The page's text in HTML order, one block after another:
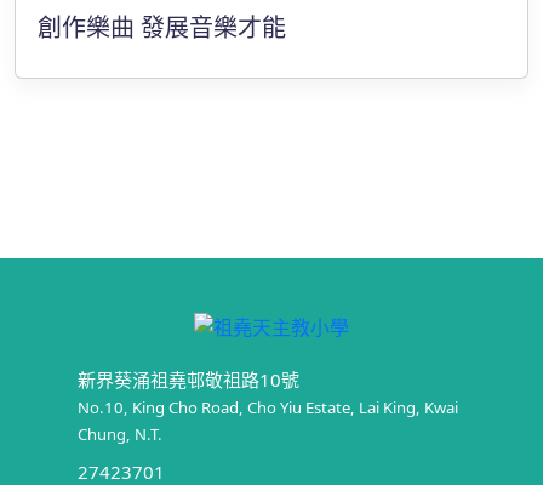
創作樂曲 發展音樂才能
新界葵涌祖堯邨敬祖路10號
No.10, King Cho Road, Cho Yiu Estate, Lai King, Kwai
Chung, N.T.
27423701